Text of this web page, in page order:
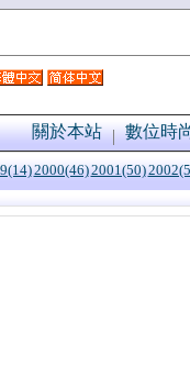
關於本站 數位時
2000(46)2001(50)